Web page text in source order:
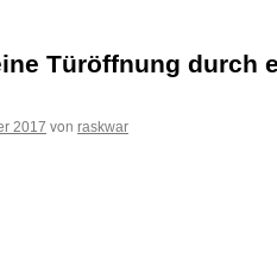
Türöffnung durch
2017 von raskwar